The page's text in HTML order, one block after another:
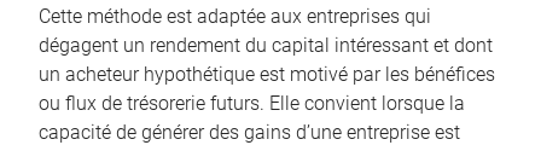
Cette méthode est adaptée aux entreprises qui
dégagent un rendement du capital intéressant et dont
un acheteur hypothétique est motivé par les bénéfices
ou flux de trésorerie futurs. Elle convient lorsque la
capacité de générer des gains d’une entreprise est